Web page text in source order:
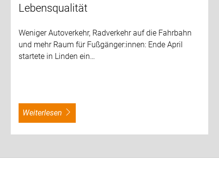
Lebensqualität
Weniger Autoverkehr, Radverkehr auf die Fahrbahn
und mehr Raum für Fußgänger:innen: Ende April
startete in Linden ein…
weiterlesen